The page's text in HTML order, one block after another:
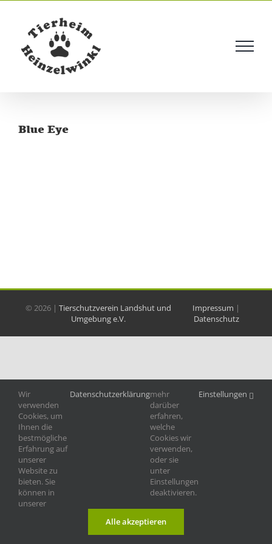
content
Blue Eye
©2026 |Tierschutzverein Landshut und
Umgebung e.V.
Impressum |
Datenschutz
Wir
verwenden
Cookies, um
Ihnen die
bestmögliche
Erfahrung auf
unserer
Website zu
bieten. Sie
können in
unserer
Datenschutzerklärungmehr
darüber
erfahren,
welche
Cookies wir
verwenden,
oder sie
unter
Einstellungen
deaktivieren.
Einstellungen
Alle akzeptieren